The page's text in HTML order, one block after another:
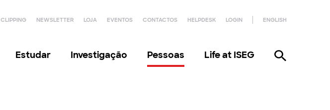
CLIPPING NEWSLETTER LOJA EVENTOS CONTACTOS HELPDESK LOGIN ENGLISH
Estudar Investigação Pessoas Life at ISEG